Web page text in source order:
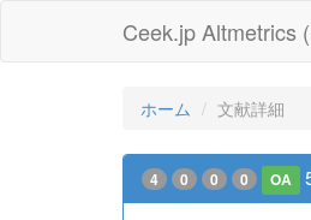
Ceek.jp Altmetrics
ホーム 文献詳細
4 0 0 0 OA